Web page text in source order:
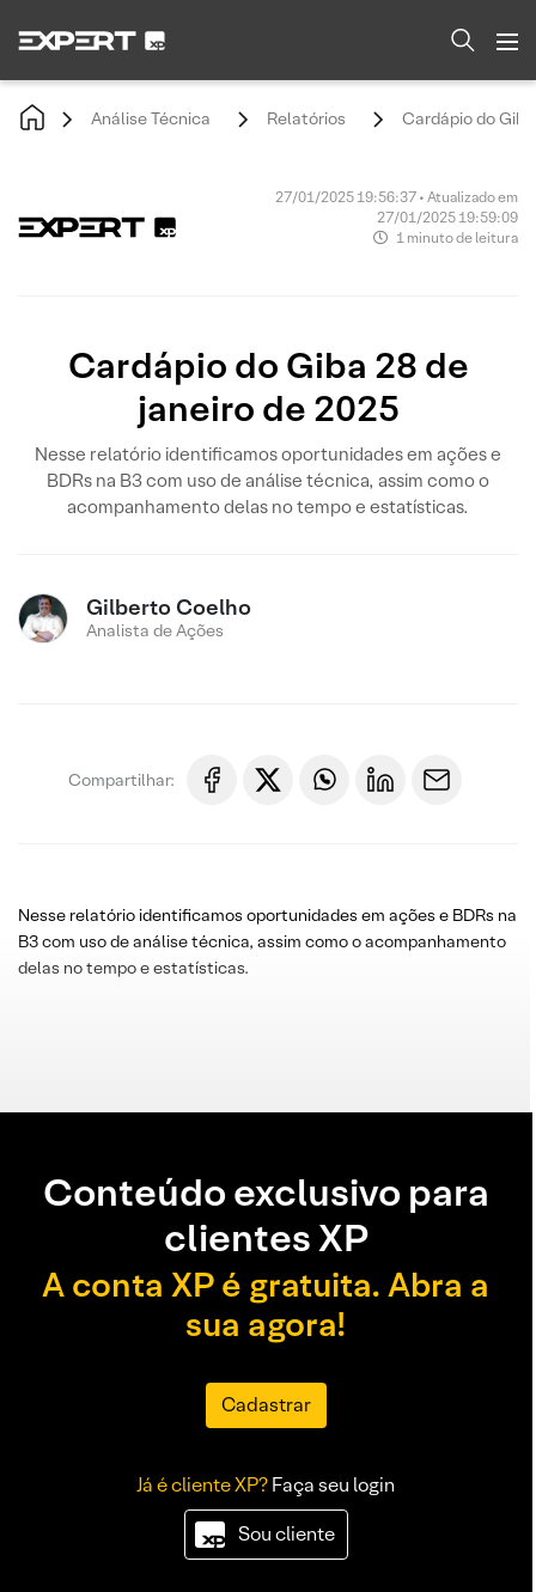
Análise Técnica Relatórios Cardápio do
27/01/2025 19:56:37 • Atualizado em
27/01/2025 19:59:09
1 minuto de leitura
Cardápio do Giba 28 de
janeiro de 2025
Nesse relatório identificamos oportunidades em ações e
BDRs na B3 com uso de análise técnica, assim como o
acompanhamento delas no tempo e estatísticas.
Gilberto Coelho
Analista de Ações
Compartilhar:
Nesse relatório identificamos oportunidades em ações e BDRs na
B3 com uso de análise técnica, assim como o acompanhamento
delas no tempo e estatísticas.
Conteúdo exclusivo para
clientes XP
A conta XP é gratuita. Abra a
sua agora!
Cadastrar
Já é cliente XP?Faça seu login
Sou cliente